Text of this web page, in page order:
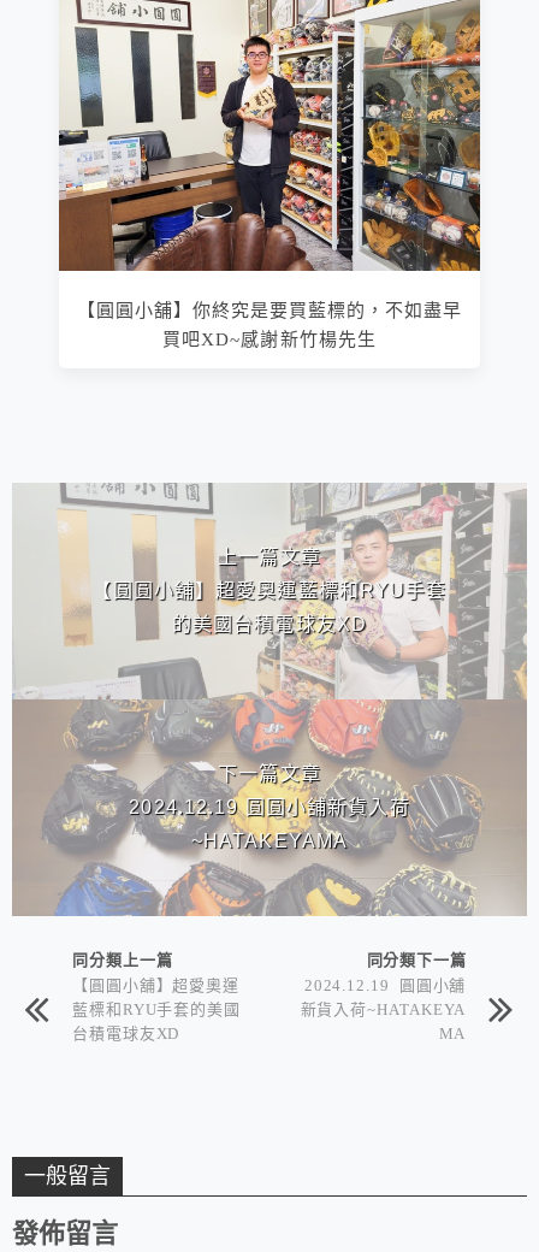
【圓圓小舖】你終究是要買藍標的，不如盡早
買吧XD~感謝新竹楊先生
相連文章
上一篇文章
【圓圓小舖】超愛奧運藍標和RYU手套
的美國台積電球友XD
下一篇文章
2024.12.19 圓圓小舖新貨入荷
~HATAKEYAMA
同分類上一篇
【圓圓小舖】超愛奧運
藍標和RYU手套的美國
台積電球友XD
同分類下一篇
2024.12.19 圓圓小舖
新貨入荷~HATAKEYA
MA
一般留言
發佈留言